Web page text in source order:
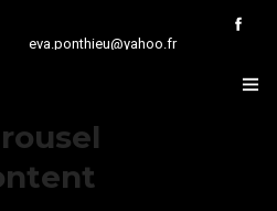
eva.ponthieu@yahoo.fr